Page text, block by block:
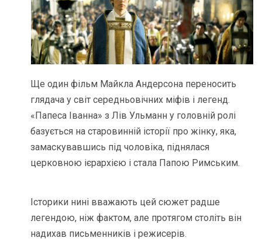
Ще один фільм Майкла Андерсона переносить
глядача у світ середньовічних міфів і легенд.
«Папеса Іванна» з Лів Ульманн у головній ролі
базується на старовинній історії про жінку, яка,
замаскувавшись під чоловіка, піднялася
церковною ієрархією і стала Папою Римським.
Історики нині вважають цей сюжет радше
легендою, ніж фактом, але протягом століть він
надихав письменників і режисерів.